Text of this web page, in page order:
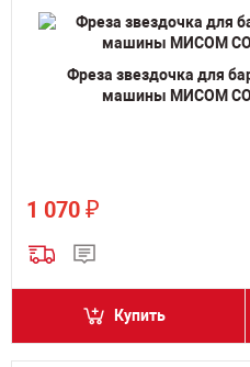
Фреза звездочка для
машины МИСОМ
1 070 ₽
Купить